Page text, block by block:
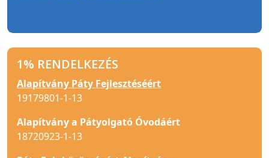
1% RENDELKEZÉS
Alapítvány Páty Fejlesztéséért
19179801-1-13
Alapítvány a Pátyolgató Óvodáért
18720923-1-13